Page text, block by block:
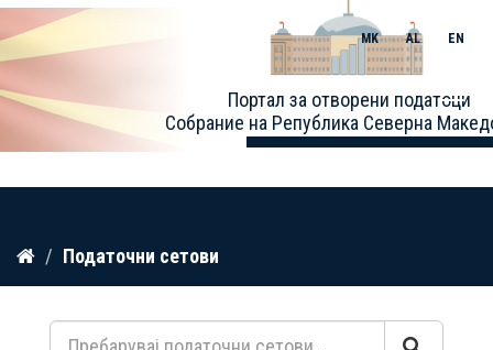
Прескокнете
содржина
Портал за отворени податоци
Собрание на Република Северна
MK AL EN
Toggle
Податочни сетови